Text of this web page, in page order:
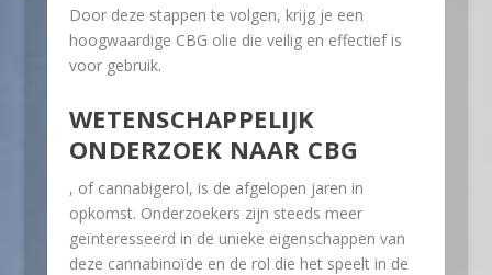
Door deze stappen te volgen, krijg je een
hoogwaardige CBG olie die veilig en effectief is
voor gebruik.
WETENSCHAPPELIJK
ONDERZOEK NAAR CBG
, of cannabigerol, is de afgelopen jaren in
opkomst. Onderzoekers zijn steeds meer
geïnteresseerd in de unieke eigenschappen van
deze cannabinoïde en de rol die het speelt in de